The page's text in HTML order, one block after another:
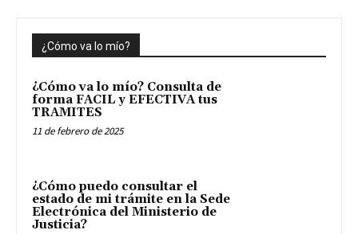
¿Cómo va lo mío?
¿Cómo va lo mío? Consulta de
forma FACIL y EFECTIVA tus
TRAMITES
11 de febrero de 2025
¿Cómo puedo consultar el
estado de mi trámite en la Sede
Electrónica del Ministerio de
Justicia?